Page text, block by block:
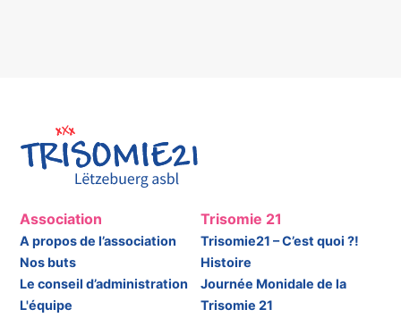
Association
A propos de l’association
Nos buts
Le conseil d’administration
L'équipe
Trisomie 21
Trisomie21 – C’est quoi ?!
Histoire
Journée Monidale de la
Trisomie 21